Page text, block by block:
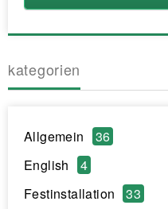
kategorien
Allgemein
36
English
4
Festinstallation
33